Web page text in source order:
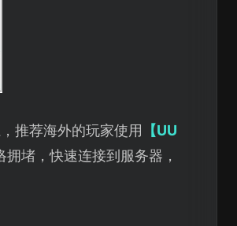
推荐海外的玩家使用
【UU
堵，快速连接到服务器，